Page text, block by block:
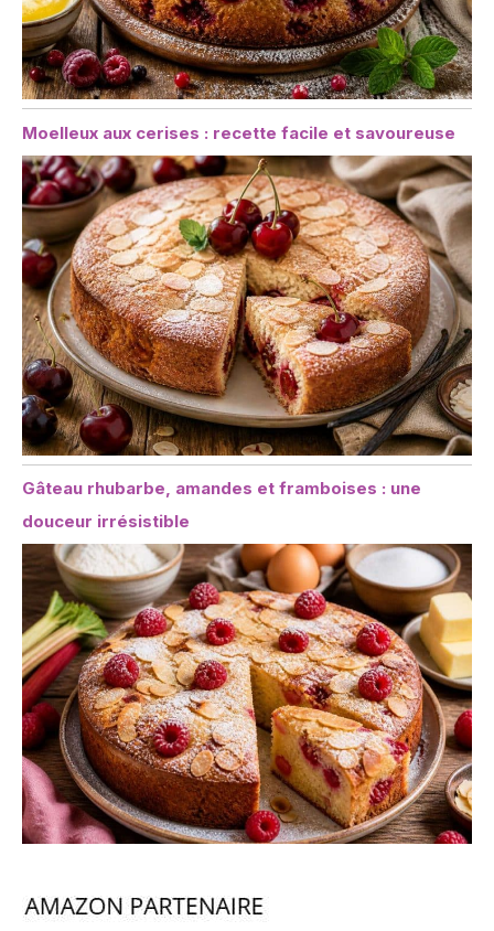
Moelleux aux cerises : recette facile et savoureuse
Gâteau rhubarbe, amandes et framboises : une
douceur irrésistible